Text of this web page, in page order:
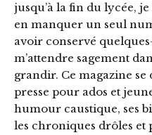
jusqu’à la fin du lycée,
en manquer un seul
avoir conservé
m’attendre sagement
grandir. Ce magazine
presse pour ados et
humour caustique, ses
les chroniques drôles et